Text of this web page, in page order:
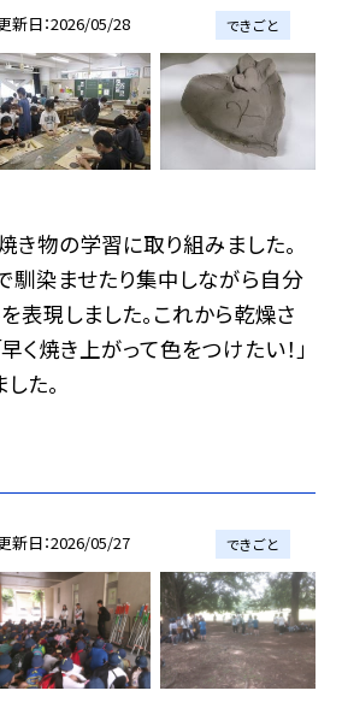
新日 2026/05/28 できごと
物の学習に取り組みました。
馴染ませたり集中しながら自分
表現しました。これから乾燥さ
早く焼き上がって色をつけたい！」
た。
新日 2026/05/27 できごと